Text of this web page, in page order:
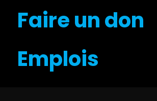
Faire un don
Emplois